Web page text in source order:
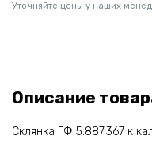
Уточняйте цены у наших
Описание
Склянка ГФ 5.887.367 к